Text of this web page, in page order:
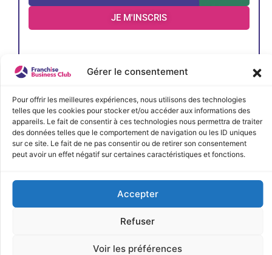
Gérer le consentement
Pour offrir les meilleures expériences, nous utilisons des technologies
telles que les cookies pour stocker et/ou accéder aux informations des
appareils. Le fait de consentir à ces technologies nous permettra de traiter
des données telles que le comportement de navigation ou les ID uniques
sur ce site. Le fait de ne pas consentir ou de retirer son consentement
peut avoir un effet négatif sur certaines caractéristiques et fonctions.
Accepter
Refuser
Voir les préférences
JE M'INSCRIS
JE M'INSCRIS